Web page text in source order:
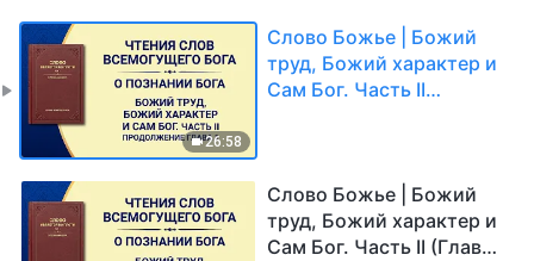
26:58
Слово Божье | Божий
труд, Божий характер и
Сам Бог. Часть II
Слово Божье | Божий
труд, Божий характер и
Сам Бог. Часть II (Глава